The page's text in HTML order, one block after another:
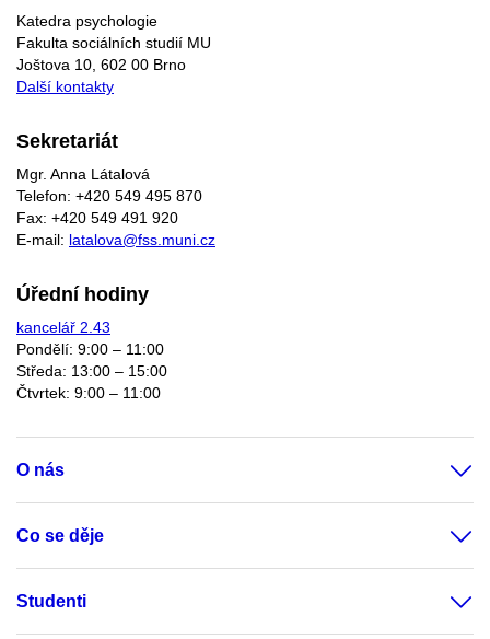
Katedra psychologie
Fakulta sociálních studií MU
Joštova 10, 602 00 Brno
Další kontakty
Sekretariát
Mgr. Anna Látalová
Telefon: +420 549 495 870
Fax: +420 549 491 920
E-mail: latalova@fss.muni.cz
Úřední hodiny
kancelář 2.43
Pondělí: 9:00 – 11:00
Středa: 13:00 – 15:00
Čtvrtek: 9:00 – 11:00
O nás
Co se děje
Studenti